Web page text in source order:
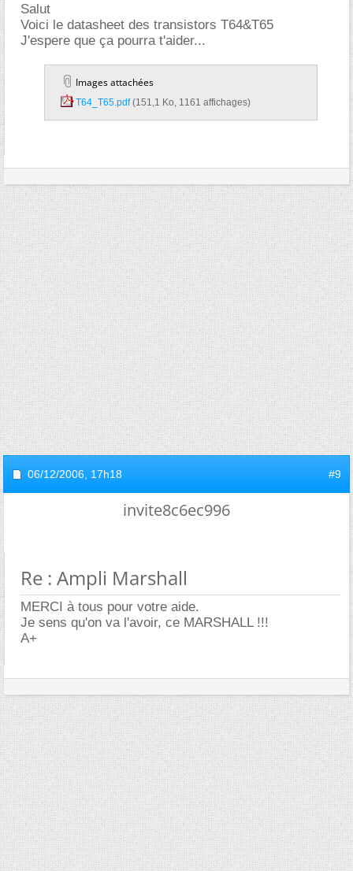
Salut
Voici le datasheet des transistors T64&T65
J'espere que ça pourra t'aider...
Images attachées
T64_T65.pdf‎ (151,1 Ko, 1161 affichages)
06/12/2006, 17h18 #9
invite8c6ec996
Re : Ampli Marshall
MERCI à tous pour votre aide.
Je sens qu'on va l'avoir, ce MARSHALL !!!
A+